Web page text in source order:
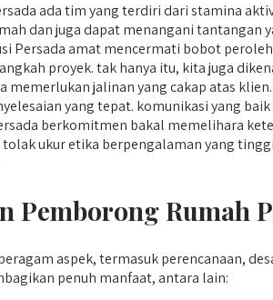
ada tim yang terdiri dari stamina
dan juga dapat menangani tantangan
Persada amat mencermati bobot
proyek. tak hanya itu, kita juga
memerlukan jalinan yang cakap atas
yang tepat. komunikasi yang
berkomitmen bakal memelihara
tolak ukur etika berpengalaman yang
Pemborong Rumah
aspek, termasuk perencanaan,
penuh manfaat, antara lain: